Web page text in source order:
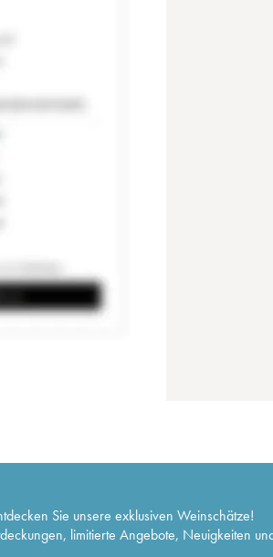
Sie unsere exklusiven Weinschätze!
limitierte Angebote, Neuigkeiten